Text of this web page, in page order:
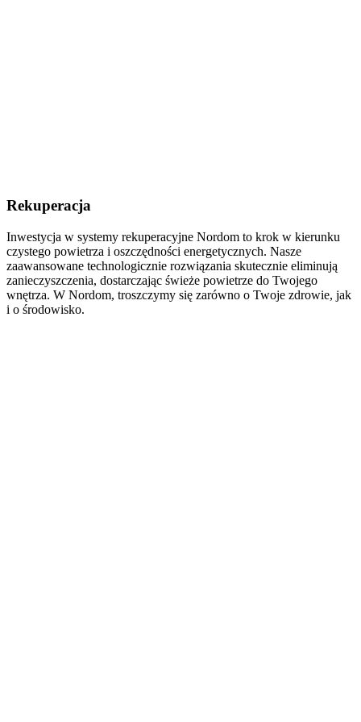
Rekuperacja
Inwestycja w systemy rekuperacyjne Nordom to krok w kierunku
czystego powietrza i oszczędności energetycznych. Nasze
zaawansowane technologicznie rozwiązania skutecznie eliminują
zanieczyszczenia, dostarczając świeże powietrze do Twojego
wnętrza. W Nordom, troszczymy się zarówno o Twoje zdrowie, jak
i o środowisko.